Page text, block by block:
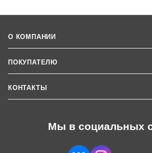
О КОМПАНИИ
ПОКУПАТЕЛЮ
КОНТАКТЫ
Мы в социальных